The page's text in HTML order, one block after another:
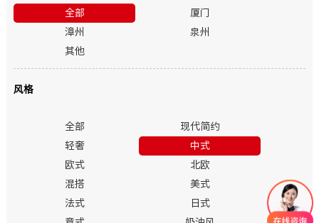
全部
厦门
漳州
泉州
其他
风格
全部
现代简约
轻奢
中式
欧式
北欧
混搭
美式
法式
日式